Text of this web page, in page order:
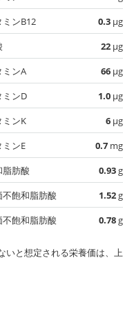
ミンB12
0.3 µg
22 µg
ミンA
66 µg
ミンD
1.0 µg
ミンK
6 µg
ミンE
0.7 mg
脂肪酸
0.93g
不飽和脂肪酸
1.52g
不飽和脂肪酸
0.78g
いと想定される栄養価は、上